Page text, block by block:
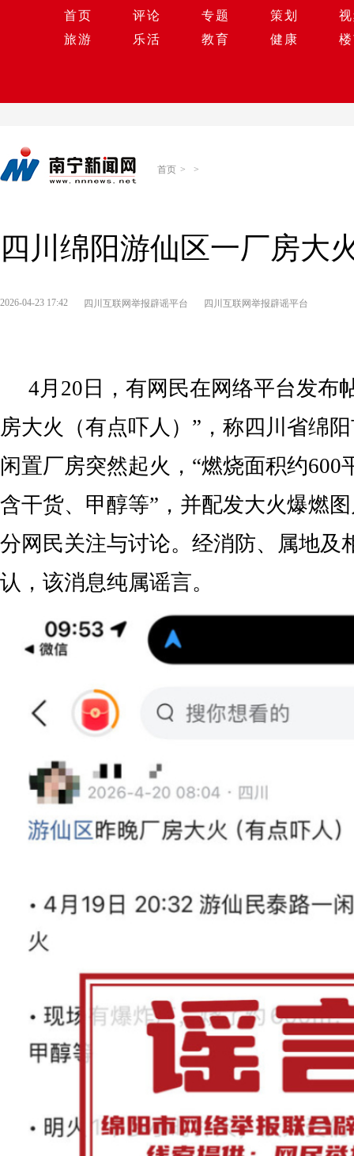
首页 评论 专题 策划
旅游
乐活 教育 健康
首页 > >
四川绵阳游仙区一厂房大
2026-04-23 17:42 四川互联网举报辟谣平台 四川互联网举报辟谣平台
4月20日，有网民在网络平台发布
房大火（有点吓人）”，称四川省绵
闲置厂房突然起火，“燃烧面积约600
含干货、甲醇等”，并配发大火爆燃
分网民关注与讨论。经消防、属地及
认，该消息纯属谣言。